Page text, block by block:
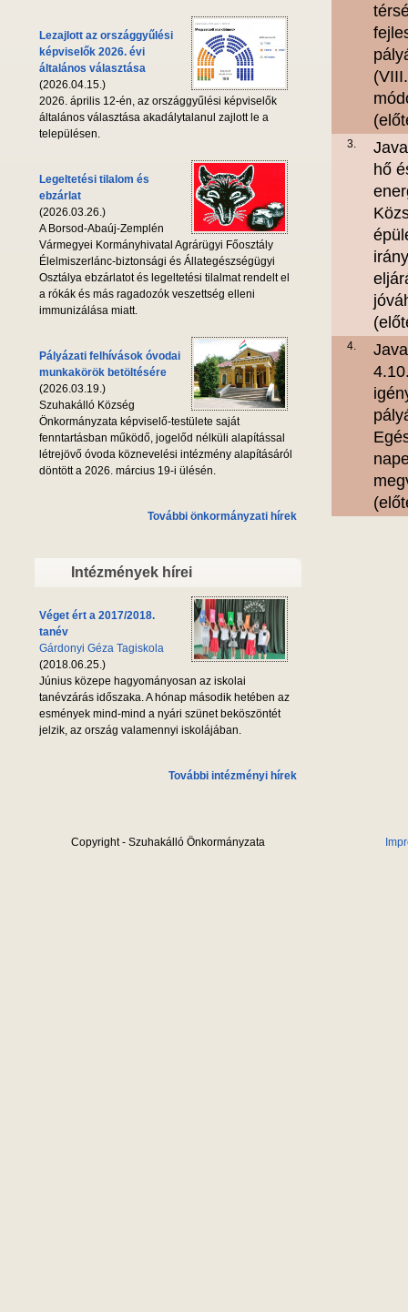
Lezajlott az országgyűlési
képviselők 2026. évi
általános választása
(2026.04.15.)
2026. április 12-én, az országgyűlési képviselők
általános választása akadálytalanul zajlott le a
településen.
Legeltetési tilalom és
ebzárlat
(2026.03.26.)
A Borsod-Abaúj-Zemplén
Vármegyei Kormányhivatal Agrárügyi Főosztály
Élelmiszerlánc-biztonsági és Állategészségügyi
Osztálya ebzárlatot és legeltetési tilalmat rendelt el
a rókák és más ragadozók veszettség elleni
immunizálása miatt.
Pályázati felhívások óvodai
munkakörök betöltésére
(2026.03.19.)
Szuhakálló Község
Önkormányzata képviselő-testülete saját
fenntartásban működő, jogelőd nélküli alapítással
létrejövő óvoda köznevelési intézmény alapításáról
döntött a 2026. március 19-i ülésén.
További önkormányzati hírek
Intézmények hírei
Véget ért a 2017/2018.
tanév
Gárdonyi Géza Tagiskola
(2018.06.25.)
Június közepe hagyományosan az iskolai
tanévzárás időszaka. A hónap második hetében az
esmények mind-mind a nyári szünet beköszöntét
jelzik, az ország valamennyi iskolájában.
További intézményi hírek
3.
hő
4.
Copyright - Szuhakálló Önkormányzata